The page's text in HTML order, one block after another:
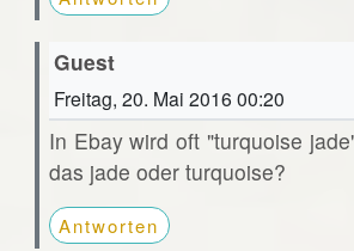
Guest
Freitag, 20. Mai 2016 00:20
In Ebay wird oft "turquoise
das jade oder turquoise?
Antworten